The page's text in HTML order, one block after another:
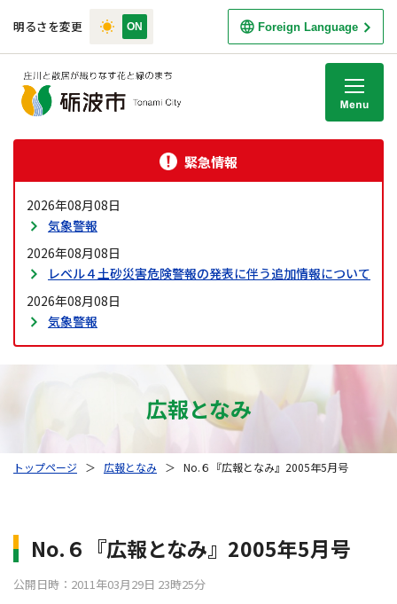
明るさを変更 Foreign Language
緊急情報
2026年08月08日
気象警報
2026年08月08日
レベル４土砂災害危険警報の発表に伴う追加情報について
2026年08月08日
気象警報
広報となみ
トップページ ＞ 広報となみ ＞ No.６『広報となみ』2005年5月号
No.６『広報となみ』2005年5月号
公開日時：2011年03月29日 23時25分